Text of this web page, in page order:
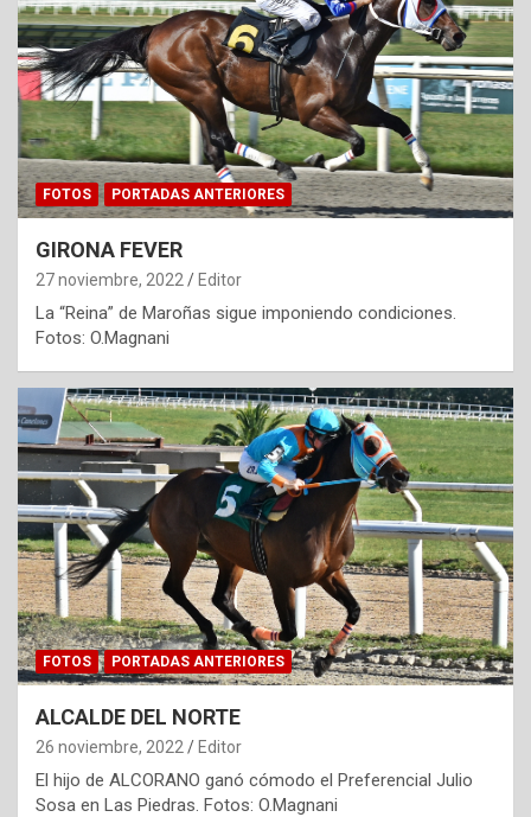
FOTOS PORTADAS ANTERIORES
GIRONA FEVER
27 noviembre, 2022 Editor
La “Reina” de Maroñas sigue imponiendo condiciones.
Fotos: O.Magnani
FOTOS PORTADAS ANTERIORES
ALCALDE DEL NORTE
26 noviembre, 2022 Editor
El hijo de ALCORANO ganó cómodo el Preferencial Julio
Sosa en Las Piedras. Fotos: O.Magnani